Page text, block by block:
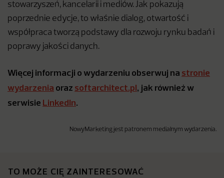
stowarzyszeń, kancelarii i mediów. Jak pokazują
poprzednie edycje, to właśnie dialog, otwartość i
współpraca tworzą podstawy dla rozwoju rynku badań i
poprawy jakości danych.
Więcej informacji o wydarzeniu obserwuj na stronie
wydarzenia oraz softarchitect.pl, jak również w
serwisie LinkedIn.
NowyMarketing jest patronem medialnym wydarzenia.
TO MOŻE CIĘ ZAINTERESOWAĆ